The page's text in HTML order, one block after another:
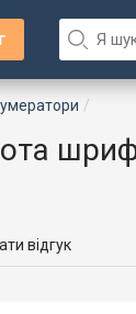
відгук